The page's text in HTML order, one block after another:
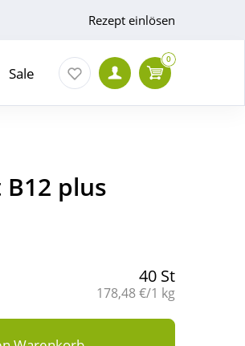
Rezept einlösen
Sale
0
plus
40 St
Grundpreis:
178,48 €/1 kg